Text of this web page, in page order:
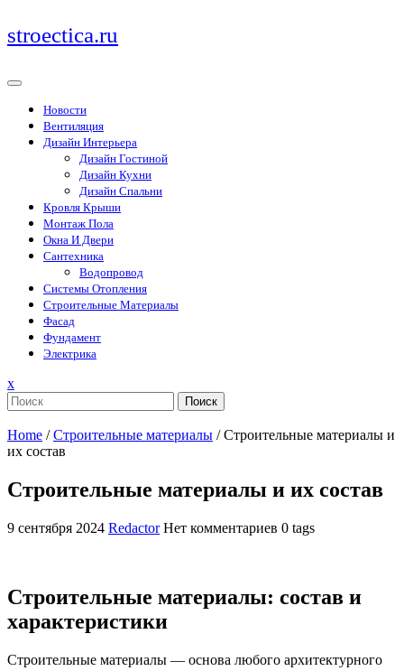
Перейти
к
stroectica.ru
Новости
Вентиляция
Дизайн Интерьера
Дизайн Гостиной
Дизайн Кухни
Дизайн Спальни
Кровля Крыши
Монтаж Пола
Окна И Двери
Сантехника
Водопровод
Системы Отопления
Строительные Материалы
Фасад
Фундамент
Электрика
xЗакрыть
меню
Поиск
Home /Строительные материалы /Строительные материалы и
их состав
Строительные материалы и их состав
9 сентября 2024 Redactor Нет комментариев 0 tags
Строительные материалы: состав и
характеристики
Строительные материалы — основа любого архитектурного